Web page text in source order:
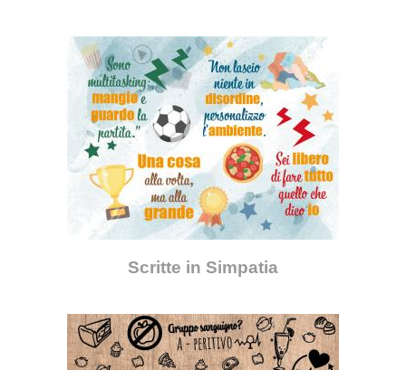
Scritte in Simpatia